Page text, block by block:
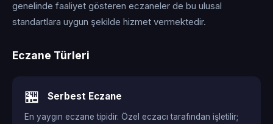
genelinde faaliyet gösteren eczaneler de bu ulusal
standartlara uygun şekilde hizmet vermektedir.
Eczane Türleri
🏪 Serbest Eczane
En yaygın eczane tipidir. Özel eczacı tarafından işletilir;